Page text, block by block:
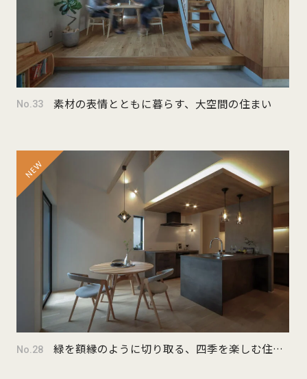
No.33 素材の表情とともに暮らす、大空間の住まい
No.28 緑を額縁のように切り取る、四季を楽しむ住まい